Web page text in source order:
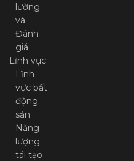
lường
và
Đánh
giá
Lĩnh vực
Lĩnh
vực bất
động
sản
Năng
lượng
tái tạo